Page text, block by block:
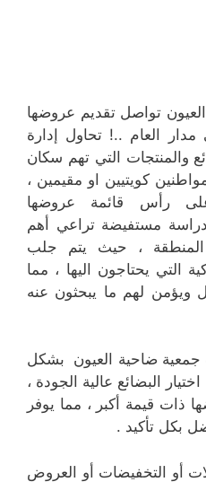
تواصل تقديم عروضها
العام ..! تحاول إدارة
والمنتجات التي تهم سكان
كويتيين او مقيمين ،
رأس قائمة عروضها
دراسة مستفيضة تراعي أهم
المنطقة ، حيث يتم جلب
التي يحتاجون اليها ، مما
ويؤمن لهم ما يبحثون عنه
جمعية ضاحية العيون بشكل
البضائع عالية الجودة ،
ذات قيمة أكبر ، مما يوفر
بكل تأكيد .
أو التخفيضات أو العروض